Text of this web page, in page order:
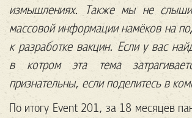
измышлениях. Также мы не
массовой информации намёков на
к разработке вакцин. Если у вас
в котром эта тема
признательны, если поделитесь в
По итогу Event 201, за 18 месяцев